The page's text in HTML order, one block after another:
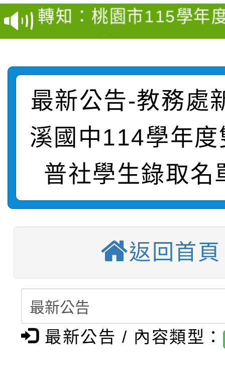
結果(第4招)
學年度第1學期第7次代
結果(第12招)
轉知：桃園市115學年
賽及師生本土語及新住
賽實施要點
轉知：「桃園市115學
比賽實施要點」
轉知：「115年金融知
動辦法」
轉知臺中市政府政風處
城市手牽手，綠能透明
畫影片一案
轉知：「115學年度全
劇比賽實施要點」及修
表
轉知：桃園市115年度
敬師藝文競賽』實施計
【甄選結果(第11招)】
學年度第1學期第7次代
結果(第11招)
【甄選結果(第3招)】
學年度第1學期第9次代
結果(第3招)
【甄選結果(第4招)】
學年度第1學期第9次
結果(第4招)
【甄選結果(第12招)】
學年度第1學期第7次代
結果(第12招)
轉知：桃園市115學年
賽及師生本土語及新住
賽實施要點
轉知：「桃園市115學
比賽實施要點」
轉知：「115年金融知
最新公告-教務處
溪國中114學年度
普社學生錄取名
返回首頁
最新公告 / 內容類型：